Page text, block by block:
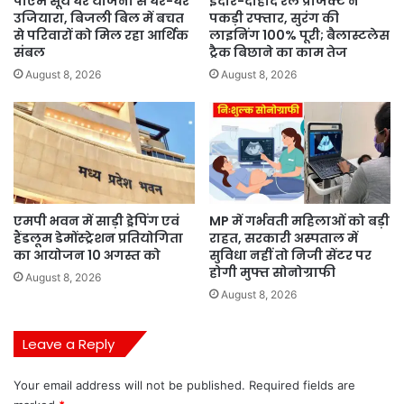
उजियारा, बिजली बिल में बचत
से परिवारों को मिल रहा आर्थिक
संबल
August 8, 2026
पकड़ी रफ्तार, सुरंग की
लाइनिंग 100% पूरी; बैलास्टलेस
ट्रैक बिछाने का काम तेज
August 8, 2026
एमपी भवन में साड़ी ड्रेपिंग एवं
हैंडलूम डेमोंस्ट्रेशन प्रतियोगिता
का आयोजन 10 अगस्त को
August 8, 2026
MP में गर्भवती महिलाओं को बड़ी
राहत, सरकारी अस्पताल में
सुविधा नहीं तो निजी सेंटर पर
होगी मुफ्त सोनोग्राफी
August 8, 2026
Leave a Reply
Your email address will not be published. Required fields are